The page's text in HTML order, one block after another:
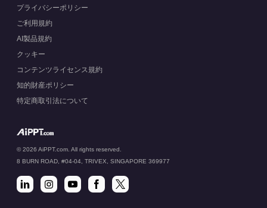
プライバシーポリシー
ご利用規約
AI製品規約
クッキー
コンテンツライセンス規約
知的財産ポリシー
特定商取引法について
© 2026 AiPPT.com. All rights reserved.
8 BURN ROAD, #04-04, TRIVEX, SINGAPORE 369977